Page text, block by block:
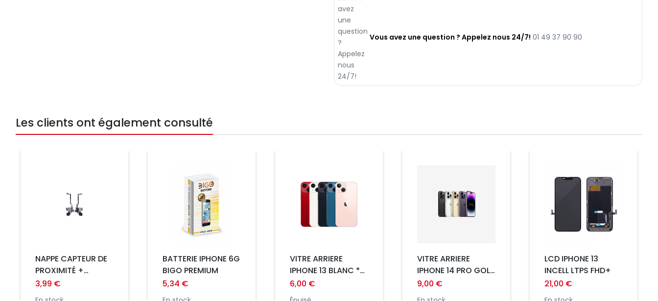
Vous avez une question ? Appelez nous 24/7! 01 49 37 90 90
Les clients ont également consulté
NAPPE CAPTEUR DE
PROXIMITÉ +
SPEAKER IPHONE X
3,99 €
BATTERIE IPHONE 6G
BIGO PREMIUM
5,34 €
VITRE ARRIERE
IPHONE 13 BLANC ***
GRAND TROU ***
6,00 €
VITRE ARRIERE
IPHONE 14 PRO GOLD
*** GRAND TROU
9,00 €
LCD IPHONE 13
INCELL LTPS FHD+
21,00 €